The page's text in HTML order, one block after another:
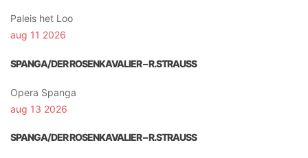
Paleis het Loo
aug 11 2026
SPANGA/DER ROSENKAVALIER – R.STRAUSS
Opera Spanga
aug 13 2026
SPANGA/DER ROSENKAVALIER – R.STRAUSS